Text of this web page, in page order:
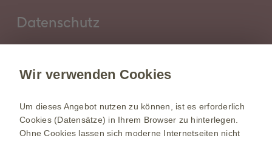
Datenschutz
(+43) 1 970 75-0
Wir verwenden Cookies
Um dieses Angebot nutzen zu können, ist es erforderlich
Cookies (Datensätze) in Ihrem Browser zu hinterlegen.
Ohne Cookies lassen sich moderne Internetseiten nicht